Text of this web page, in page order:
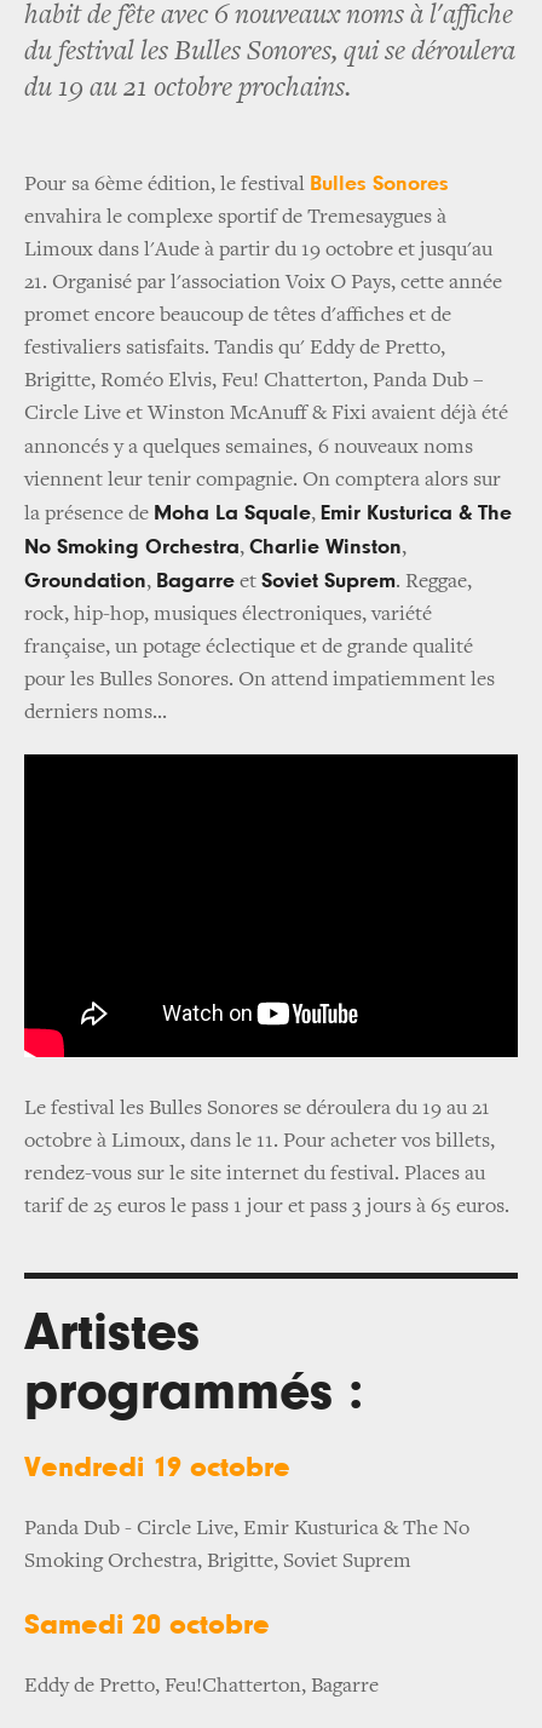
habit de fête avec 6 nouveaux noms à l'affiche
du festival les Bulles Sonores, qui se déroulera
du 19 au 21 octobre prochains.
Pour sa 6ème édition, le festival Bulles Sonores
envahira le complexe sportif de Tremesaygues à
Limoux dans l'Aude à partir du 19 octobre et jusqu'au
21. Organisé par l'association Voix O Pays, cette année
promet encore beaucoup de têtes d'affiches et de
festivaliers satisfaits. Tandis qu' Eddy de Pretto,
Brigitte, Roméo Elvis, Feu! Chatterton, Panda Dub –
Circle Live et Winston McAnuff & Fixi avaient déjà été
annoncés y a quelques semaines, 6 nouveaux noms
viennent leur tenir compagnie. On comptera alors sur
la présence de Moha La Squale, Emir Kusturica & The
No Smoking Orchestra, Charlie Winston,
Groundation, Bagarre et Soviet Suprem. Reggae,
rock, hip-hop, musiques électroniques, variété
française, un potage éclectique et de grande qualité
pour les Bulles Sonores. On attend impatiemment les
derniers noms...
Le festival les Bulles Sonores se déroulera du 19 au 21
octobre à Limoux, dans le 11. Pour acheter vos billets,
rendez-vous sur le site internet du festival. Places au
tarif de 25 euros le pass 1 jour et pass 3 jours à 65 euros.
Artistes
programmés :
Vendredi 19 octobre
Panda Dub - Circle Live, Emir Kusturica & The No
Smoking Orchestra, Brigitte, Soviet Suprem
Samedi 20 octobre
Eddy de Pretto, Feu!Chatterton, Bagarre